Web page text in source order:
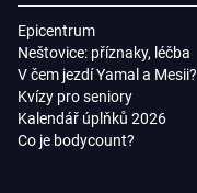
Epicentrum
Neštovice: příznaky, léčba
V čem jezdí Yamal a Mesii?
Kvízy pro seniory
Kalendář úplňků 2026
Co je bodycount?